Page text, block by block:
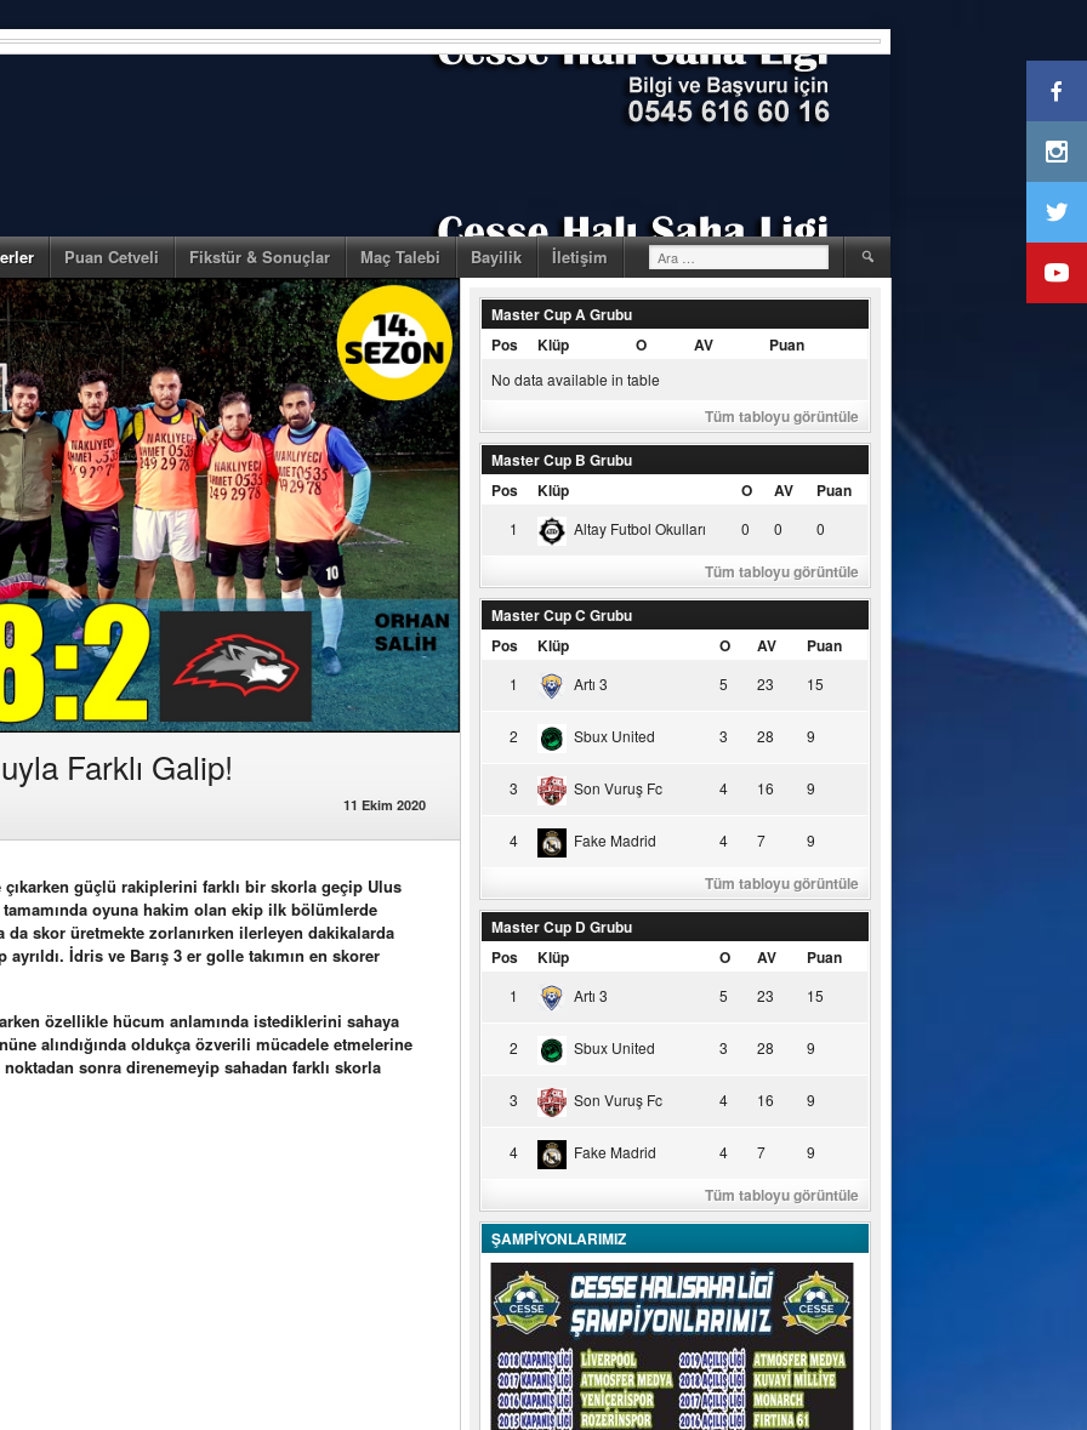
Puan Cetveli Fikstür & Sonuçlar Maç Talebi Bayilik İletişim Arama:
Farklı Galip!
11 Ekim 2020
çıkarken güçlü rakiplerini farklı bir skorla geçip Ulus
oyuna hakim olan ekip ilk bölümlerde
da skor üretmekte zorlanırken ilerleyen dakikalarda
İdris ve Barış 3 er golle takımın en skorer
özellikle hücum anlamında istediklerini sahaya
alındığında oldukça özverili mücadele etmelerine
sonra direnemeyip sahadan farklı skorla
Master Cup A Grubu
Pos
Klüp O AV Puan
No data available in table
Tüm tabloyu görüntüle
Master Cup B Grubu
Pos
Klüp O AV Puan
1 Altay Futbol Okulları 0 0 0
Tüm tabloyu görüntüle
Master Cup C Grubu
Pos
Klüp O AV Puan
1 Artı 3 5 23 15
2 Sbux United 3 28 9
3 Son Vuruş Fc 4 16 9
4 Fake Madrid 4 7 9
Tüm tabloyu görüntüle
Master Cup D Grubu
Pos
Klüp O AV Puan
1 Artı 3 5 23 15
2 Sbux United 3 28 9
3 Son Vuruş Fc 4 16 9
4 Fake Madrid 4 7 9
Tüm tabloyu görüntüle
ŞAMPİYONLARIMIZ